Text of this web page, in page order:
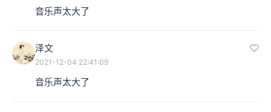
音乐声太大了
泽文
2021-12-04 22:41:09
音乐声太大了